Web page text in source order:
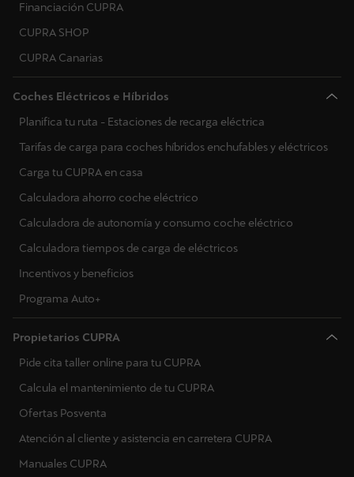
Financiación CUPRA
CUPRA SHOP
CUPRA Canarias
Coches Eléctricos e Híbridos
Planifica tu ruta - Estaciones de recarga eléctrica
Tarifas de carga para coches híbridos enchufables y eléctricos
Carga tu CUPRA en casa
Calculadora ahorro coche eléctrico
Calculadora de autonomía y consumo coche eléctrico
Calculadora tiempos de carga de eléctricos
Incentivos y beneficios
Programa Auto+
Propietarios CUPRA
Pide cita taller online para tu CUPRA
Calcula el mantenimiento de tu CUPRA
Ofertas Posventa
Atención al cliente y asistencia en carretera CUPRA
Manuales CUPRA